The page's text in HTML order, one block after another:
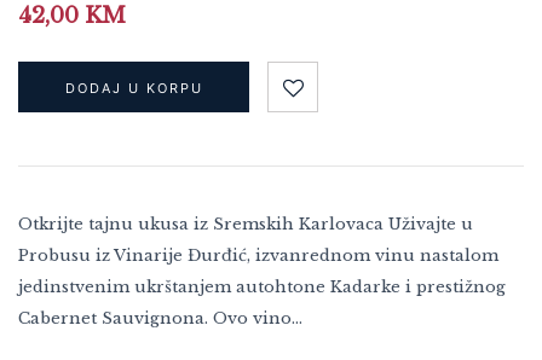
42,00 KM
DODAJ U KORPU
Otkrijte tajnu ukusa iz Sremskih Karlovaca Uživajte u
Probusu iz Vinarije Đurđić, izvanrednom vinu nastalom
jedinstvenim ukrštanjem autohtone Kadarke i prestižnog
Cabernet Sauvignona. Ovo vino…